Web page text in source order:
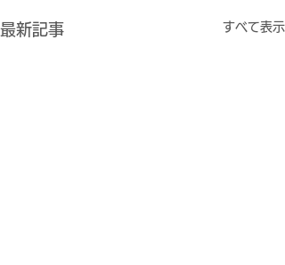
最新記事 すべて表示